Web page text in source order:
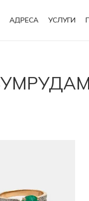
АДРЕСА УСЛУГИ